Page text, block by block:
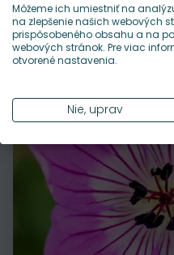
Pekne sa
Môžeme ich umiestniť na
na zlepšenie našich webových
prispôsobeného obsahu a na
webových stránok. Pre viac
otvorené nastavenia.
Nie, uprav